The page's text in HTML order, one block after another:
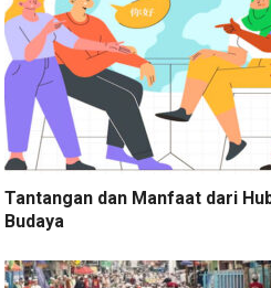
Tantangan dan Manfaat dari
Budaya